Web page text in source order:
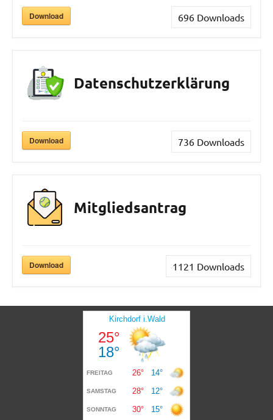
Download 696 Downloads
Datenschutzerklärung
Download 736 Downloads
Mitgliedsantrag
Download 1121 Downloads